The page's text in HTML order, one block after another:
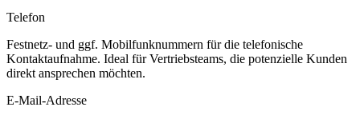
Telefon
Festnetz- und ggf. Mobilfunknummern für die telefonische
Kontaktaufnahme. Ideal für Vertriebsteams, die potenzielle Kunden
direkt ansprechen möchten.
E-Mail-Adresse